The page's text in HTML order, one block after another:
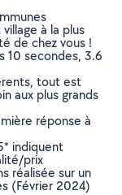
à la plus
de chez vous !
10 secondes, 3.6
tout est
aux plus grands
réponse à
indiquent
prix
réalisée sur un
(Février 2024)